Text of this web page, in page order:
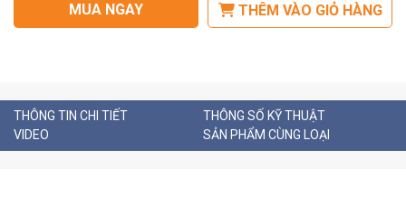
MUA NGAY THÊM VÀO GIỎ HÀNG
THÔNG TIN CHI TIẾT
THÔNG SỐ KỸ THUẬT
VIDEO
SẢN PHẨM CÙNG LOẠI